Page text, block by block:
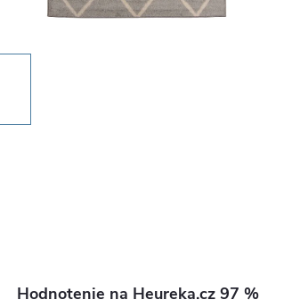
Hodnotenie na Heureka.cz 97 %